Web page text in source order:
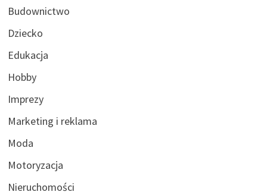
Budownictwo
Dziecko
Edukacja
Hobby
Imprezy
Marketing i reklama
Moda
Motoryzacja
Nieruchomości